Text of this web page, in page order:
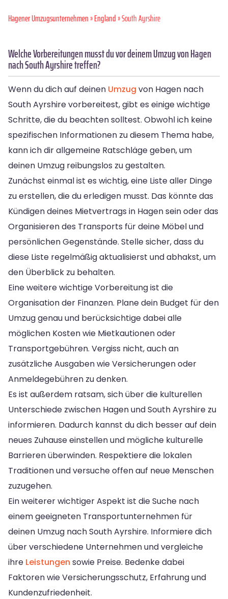
Hagener Umzugsunternehmen»England» South Ayrshire
Welche Vorbereitungen musst du vor deinem Umzug von Hagen
nach South Ayrshire treffen?
Wenn du dich auf deinen Umzug von Hagen nach
South Ayrshire vorbereitest, gibt es einige wichtige
Schritte, die du beachten solltest. Obwohl ich keine
spezifischen Informationen zu diesem Thema habe,
kann ich dir allgemeine Ratschläge geben, um
deinen Umzug reibungslos zu gestalten.
Zunächst einmal ist es wichtig, eine Liste aller Dinge
zu erstellen, die du erledigen musst. Das könnte das
Kündigen deines Mietvertrags in Hagen sein oder das
Organisieren des Transports für deine Möbel und
persönlichen Gegenstände. Stelle sicher, dass du
diese Liste regelmäßig aktualisierst und abhakst, um
den Überblick zu behalten.
Eine weitere wichtige Vorbereitung ist die
Organisation der Finanzen. Plane dein Budget für den
Umzug genau und berücksichtige dabei alle
möglichen Kosten wie Mietkautionen oder
Transportgebühren. Vergiss nicht, auch an
zusätzliche Ausgaben wie Versicherungen oder
Anmeldegebühren zu denken.
Es ist außerdem ratsam, sich über die kulturellen
Unterschiede zwischen Hagen und South Ayrshire zu
informieren. Dadurch kannst du dich besser auf dein
neues Zuhause einstellen und mögliche kulturelle
Barrieren überwinden. Respektiere die lokalen
Traditionen und versuche offen auf neue Menschen
zuzugehen.
Ein weiterer wichtiger Aspekt ist die Suche nach
einem geeigneten Transportunternehmen für
deinen Umzug nach South Ayrshire. Informiere dich
über verschiedene Unternehmen und vergleiche
ihre Leistungen sowie Preise. Bedenke dabei
Faktoren wie Versicherungsschutz, Erfahrung und
Kundenzufriedenheit.